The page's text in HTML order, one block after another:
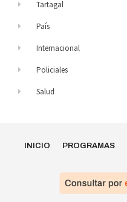
Tartagal
País
Internacional
Policiales
Salud
INICIO PROGRAMAS